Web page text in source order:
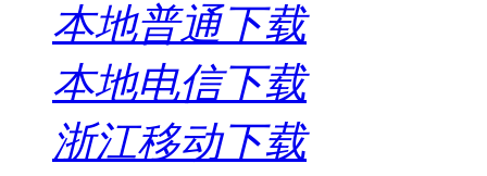
本地普通下载
本地电信下载
浙江移动下载